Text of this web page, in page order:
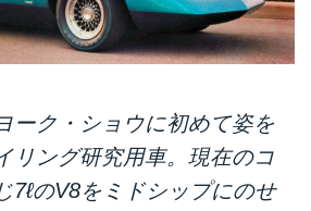
ーク・ショウに初めて姿を
リング研究用車。現在のコ
7ℓのV8をミドシップにのせ